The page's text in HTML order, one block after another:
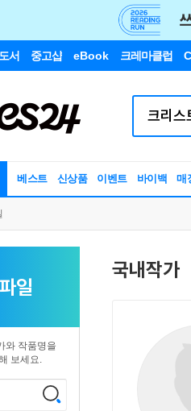
서 중고샵 eBook 크레마클럽
베스트 신상품 이벤트 바이백 매
일
와 작품명을
보세요.
국내작가